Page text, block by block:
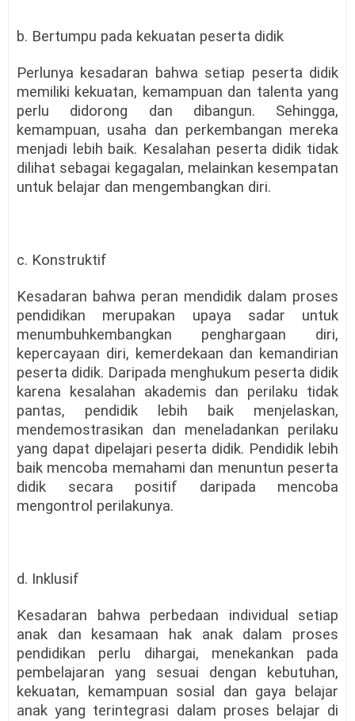
b. Bertumpu pada kekuatan peserta didik
Perlunya kesadaran bahwa setiap peserta didik
memiliki kekuatan, kemampuan dan talenta yang
perlu didorong dan dibangun. Sehingga,
kemampuan, usaha dan perkembangan mereka
menjadi lebih baik. Kesalahan peserta didik tidak
dilihat sebagai kegagalan, melainkan kesempatan
untuk belajar dan mengembangkan diri.
c. Konstruktif
Kesadaran bahwa peran mendidik dalam proses
pendidikan merupakan upaya sadar untuk
menumbuhkembangkan penghargaan diri,
kepercayaan diri, kemerdekaan dan kemandirian
peserta didik. Daripada menghukum peserta didik
karena kesalahan akademis dan perilaku tidak
pantas, pendidik lebih baik menjelaskan,
mendemostrasikan dan meneladankan perilaku
yang dapat dipelajari peserta didik. Pendidik lebih
baik mencoba memahami dan menuntun peserta
didik secara positif daripada mencoba
mengontrol perilakunya.
d. Inklusif
Kesadaran bahwa perbedaan individual setiap
anak dan kesamaan hak anak dalam proses
pendidikan perlu dihargai, menekankan pada
pembelajaran yang sesuai dengan kebutuhan,
kekuatan, kemampuan sosial dan gaya belajar
anak yang terintegrasi dalam proses belajar di